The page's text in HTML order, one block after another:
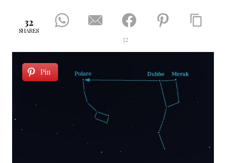
32
SHARES
32
Pin